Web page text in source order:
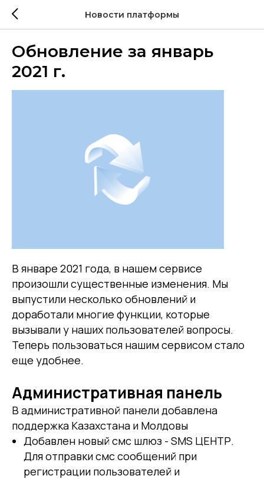
Новости платформы
Обновление за январь
2021 г.
В январе 2021 года, в нашем сервисе
произошли существенные изменения. Мы
выпустили несколько обновлений и
доработали многие функции, которые
вызывали у наших пользователей вопросы.
Теперь пользоваться нашим сервисом стало
еще удобнее.
Административная панель
В административной панели добавлена
поддержка Казахстана и Молдовы
Добавлен новый смс шлюз - SMS ЦЕНТР.
Для отправки смс сообщений при
регистрации пользователей и